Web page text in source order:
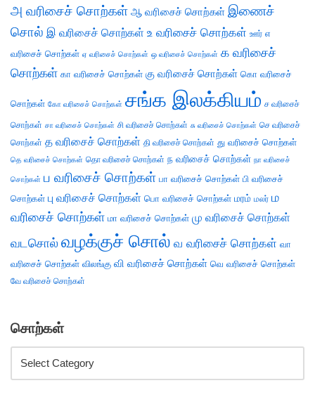
அ வரிசைச் சொற்கள் ஆ வரிசைச் சொற்கள் இணைச்
சொல் இ வரிசைச் சொற்கள் உ வரிசைச் சொற்கள் ஊர் எ
வரிசைச் சொற்கள் ஏ வரிசைச் சொற்கள் ஒ வரிசைச் சொற்கள் க வரிசைச்
சொற்கள் கா வரிசைச் சொற்கள் கு வரிசைச் சொற்கள் கொ வரிசைச்
சொற்கள் கோ வரிசைச் சொற்கள் சங்க இலக்கியம் ச வரிசைச்
சொற்கள் சா வரிசைச் சொற்கள் சி வரிசைச் சொற்கள் சு வரிசைச் சொற்கள் செ வரிசைச்
சொற்கள் த வரிசைச் சொற்கள் தி வரிசைச் சொற்கள் து வரிசைச் சொற்கள்
தெ வரிசைச் சொற்கள் தொ வரிசைச் சொற்கள் ந வரிசைச் சொற்கள் நா வரிசைச்
சொற்கள் ப வரிசைச் சொற்கள் பா வரிசைச் சொற்கள் பி வரிசைச்
சொற்கள் பு வரிசைச் சொற்கள் பொ வரிசைச் சொற்கள் மரம் மலர் ம
வரிசைச் சொற்கள் மா வரிசைச் சொற்கள் மு வரிசைச் சொற்கள்
வடசொல் வழக்குச் சொல் வ வரிசைச் சொற்கள் வா
வரிசைச் சொற்கள் விலங்கு வி வரிசைச் சொற்கள் வெ வரிசைச் சொற்கள்
வே வரிசைச் சொற்கள்
சொற்கள்